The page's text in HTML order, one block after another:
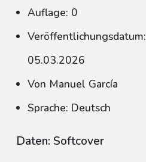
Auflage: 0
Veröffentlichungsdatum:
05.03.2026
Von Manuel García
Sprache: Deutsch
Daten: Softcover